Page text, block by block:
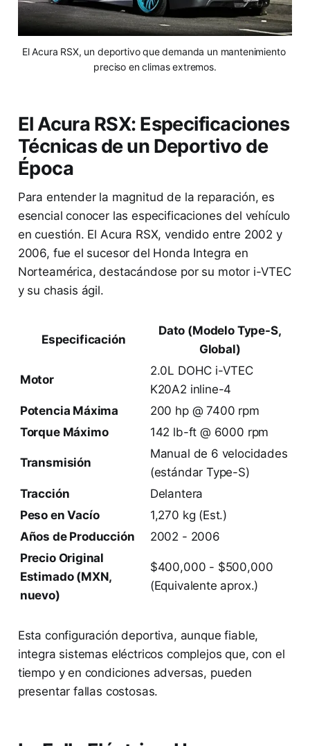
El Acura RSX, un deportivo que demanda un mantenimiento
preciso en climas extremos.
El Acura RSX: Especificaciones
Técnicas de un Deportivo de
Época
Para entender la magnitud de la reparación, es
esencial conocer las especificaciones del vehículo
en cuestión. El Acura RSX, vendido entre 2002 y
2006, fue el sucesor del Honda Integra en
Norteamérica, destacándose por su motor i-VTEC
y su chasis ágil.
Especificación
Dato (Modelo Type-S,
Global)
Motor
2.0L DOHC i-VTEC
K20A2 inline-4
Potencia Máxima
200 hp @ 7400 rpm
Torque Máximo
142 lb-ft @ 6000 rpm
Transmisión
Manual de 6 velocidades
(estándar Type-S)
Tracción
Delantera
Peso en Vacío
1,270 kg (Est.)
Años de Producción
2002 - 2006
Precio Original
Estimado (MXN,
nuevo)
$400,000 - $500,000
(Equivalente aprox.)
Esta configuración deportiva, aunque fiable,
integra sistemas eléctricos complejos que, con el
tiempo y en condiciones adversas, pueden
presentar fallas costosas.